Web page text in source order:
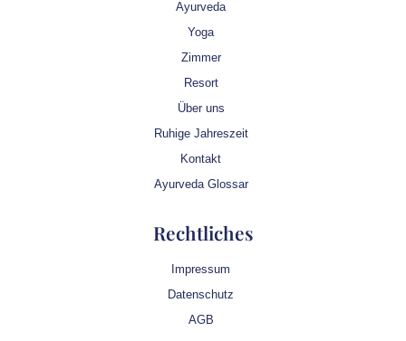
Ayurveda
Yoga
Zimmer
Resort
Über uns
Ruhige Jahreszeit
Kontakt
Ayurveda Glossar
Rechtliches
Impressum
Datenschutz
AGB